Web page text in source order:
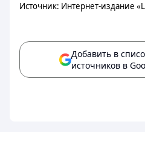
Источник: Интернет-издание
Добавить в
источников в